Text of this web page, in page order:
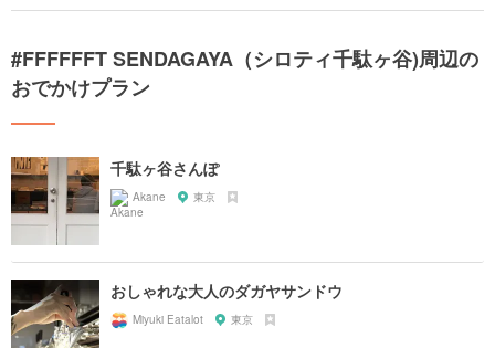
#FFFFFFT SENDAGAYA（シロティ千駄ヶ谷)周辺の
おでかけプラン
千駄ヶ谷さんぽ
Akane 東京
おしゃれな大人のダガヤサンドウ
Miyuki Eatalot 東京